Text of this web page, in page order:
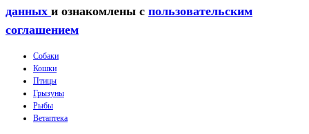
данных и ознакомлены с пользовательским
соглашением
Собаки
Кошки
Птицы
Грызуны
Рыбы
Ветаптека